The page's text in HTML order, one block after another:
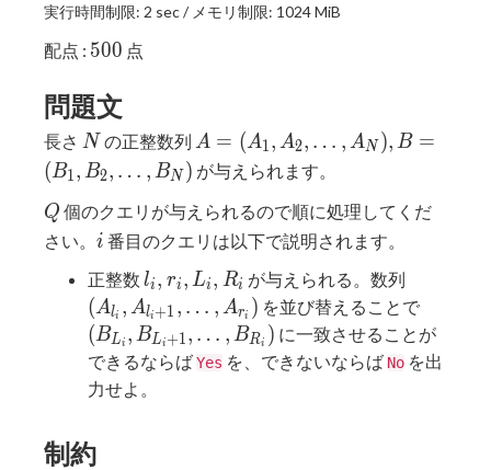
実行時間制限: 2 sec / メモリ制限: 1024 MiB
配点 : 500
500 点
問題文
長さ N
N の正整数列 A=
(A_1,A_2,\ldots,A_N),
B=
(B_1,B_2,\ldots,B_N)
A = (A1, A2, … , AN ), B =
(B1, B2, … , BN ) が与えられます。
Q
Q 個のクエリが与えられるので順に処理してくだ
さい。 i
i 番目のクエリは以下で説明されます。
正整数 l_i,r_i,L_i,R_i
li , ri , Li , Ri が与えられる。数列
(Ali , Ali +1 , … , Ari ) を並び替えることで
(BLi , BLi +1, … , BRi ) に一致させることが
できるならばYes を、できないならば No を出
力せよ。
制約